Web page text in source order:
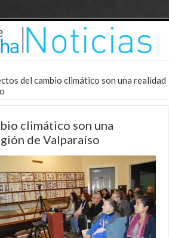
del cambio climático son una realidad
climático son una
de Valparaíso